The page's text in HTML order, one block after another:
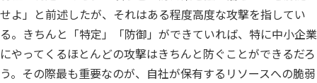
せよ」と前述したが、それはある程度高度な攻撃を指してい
る。きちんと「特定」「防御」ができていれば、特に中小企業
にやってくるほとんどの攻撃はきちんと防ぐことができるだろ
う。その際最も重要なのが、自社が保有するリソースへの脆弱